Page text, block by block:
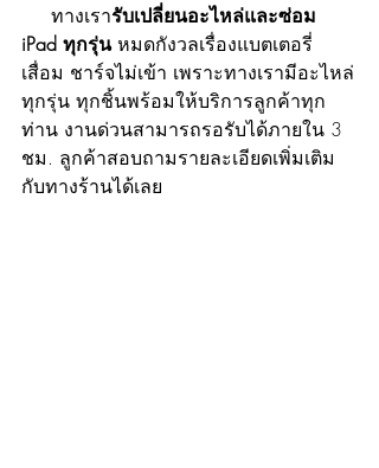
     ทางเรา
รับเปลี่ยนอะไหล่และซ่อม
iPad ทุกรุ่น หมดกังวลเรื่องแบตเตอรี่
เสื่อม ชาร์จไม่เข้า เพราะทางเรามีอะไหล่
ทุกรุ่น ทุกชิ้นพร้อมให้บริการลูกค้าทุก
ท่าน งานด่วนสามารถรอรับได้ภายใน 3
ชม. ลูกค้าสอบถามรายละเอียดเพิ่มเติม
กับทางร้านได้เลย